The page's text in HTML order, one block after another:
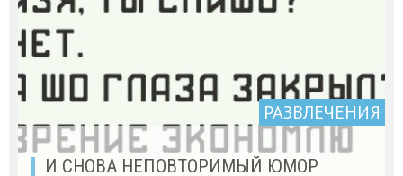
РАЗВЛЕЧЕНИЯ
И СНОВА НЕПОВТОРИМЫЙ ЮМОР